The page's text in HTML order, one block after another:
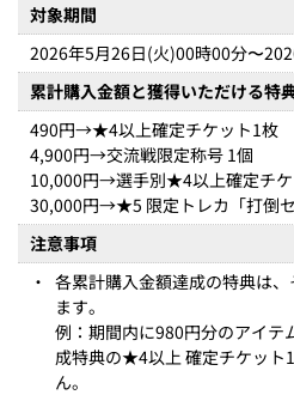
対象期間
2026年5月26日(火)00時00分〜
累計購入金額と獲得いただける特
490円→★4以上確定チケット1枚
4,900円→交流戦限定称号 1個
10,000円→選手別★4以上確定チ
30,000円→★5 限定トレカ「打倒
注意事項
・ 各累計購入金額達成の特典は
ます。
例：期間内に980円分のアイテ
成特典の★4以上 確定チケット
ん。